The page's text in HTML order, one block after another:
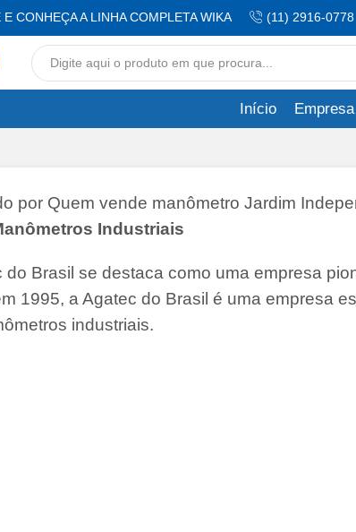
E CONHEÇA A LINHA COMPLETA WIKA (11) 2916-0778
Início Empresa
por Quem vende manômetro Jardim
Industriais
do Brasil se destaca como uma empresa
1995, a Agatec do Brasil é uma empresa
industriais.